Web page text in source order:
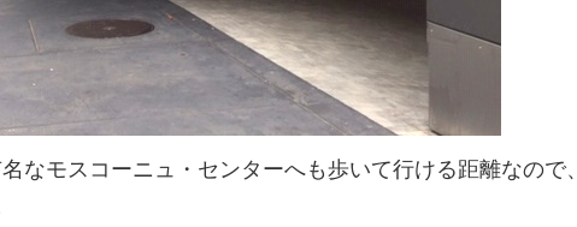
なモスコーニュ・センターへも歩いて行ける距離なので、